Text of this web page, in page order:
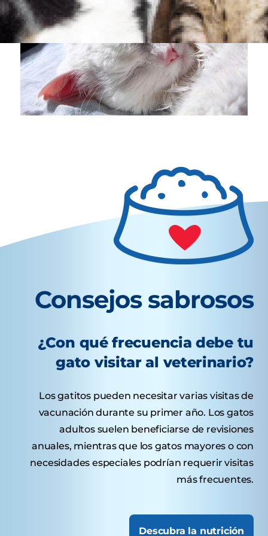
Consejos sabrosos
¿Con qué frecuencia debe tu
gato visitar al veterinario?
Los gatitos pueden necesitar varias visitas de
vacunación durante su primer año. Los gatos
adultos suelen beneficiarse de revisiones
anuales, mientras que los gatos mayores o con
necesidades especiales podrían requerir visitas
más frecuentes.
Descubra la nutrición